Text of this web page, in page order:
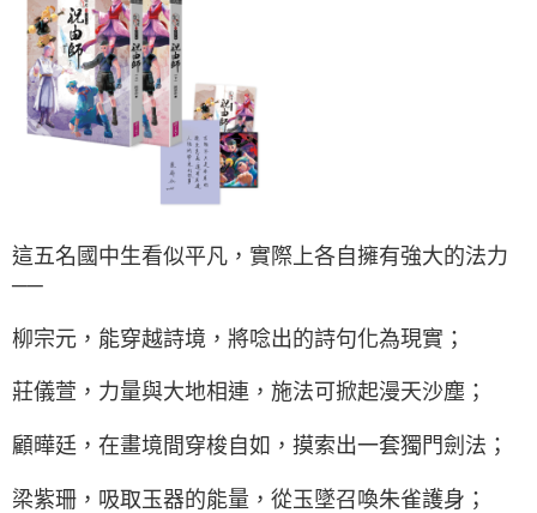
這五名國中生看似平凡，實際上各自擁有強大的法力
──
柳宗元，能穿越詩境，將唸出的詩句化為現實；
莊儀萱，力量與大地相連，施法可掀起漫天沙塵；
顧曄廷，在畫境間穿梭自如，摸索出一套獨門劍法；
梁紫珊，吸取玉器的能量，從玉墜召喚朱雀護身；